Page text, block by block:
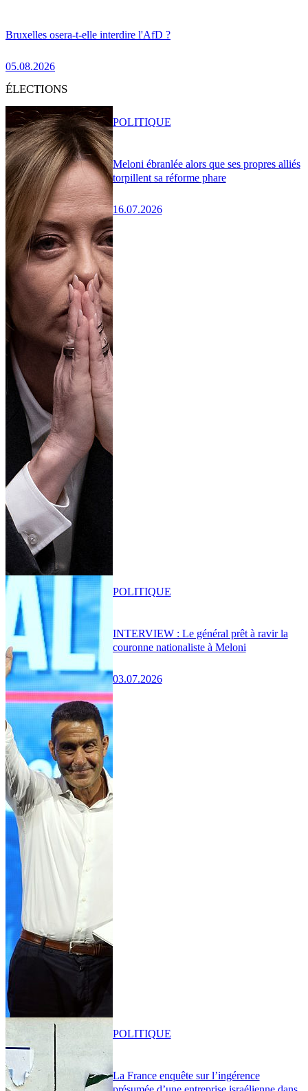
Bruxelles osera-t-elle interdire l'AfD ?
05.08.2026
ÉLECTIONS
Meloni ébranlée alors que ses propres alliés
torpillent sa réforme phare
16.07.2026
POLITIQUE
INTERVIEW : Le général prêt à ravir la
couronne nationaliste à Meloni
03.07.2026
POLITIQUE
La France enquête sur l’ingérence
POLITIQUE